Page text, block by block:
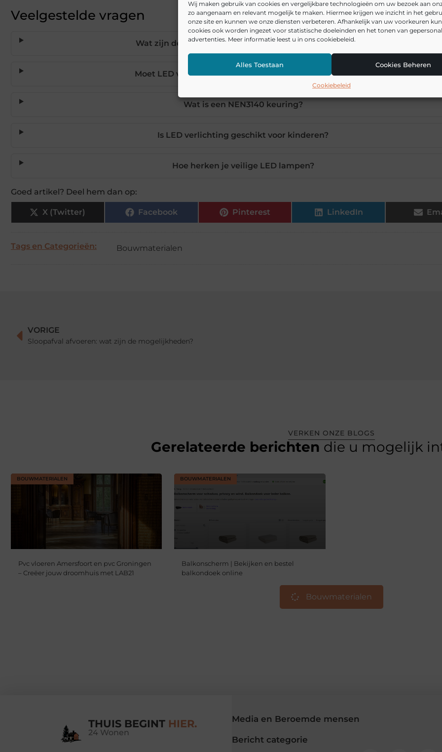
Wij maken gebruik van cookies en vergelijkbare technologieën om uw bezoek aan
zo aangenaam en relevant mogelijk te maken. Hiermee krijgen we inzicht in het
onze site en kunnen we onze diensten verbeteren. Afhankelijk van uw voorkeuren
cookies ook worden ingezet voor statistische doeleinden en het tonen van
advertenties. Meer informatie leest u in ons cookiebeleid.
Alles Toestaan Cookies Beheren
Cookiebeleid
Veelgestelde vragen
Wat zijn de gezondheidsrisico's van LED verlichting?
Moet LED verlichting aan bepaalde normen voldoen?
Wat is een NEN3140 keuring?
Is LED verlichting geschikt voor kinderen?
Hoe herken je veilige LED lampen?
Goed artikel? Deel hem dan op:
X (Twitter) Facebook Pinterest LinkedIn
Tags en Categorieën: Bouwmaterialen
VORIGE
Sloopafval afvoeren: wat zijn de mogelijkheden?
VERKEN ONZE BLOGS
Gerelateerde berichten die u mogelijk
BOUWMATERIALEN
Pvc vloeren Amersfoort en pvc Groningen
– Creëer jouw droomhuis met LAB21
BOUWMATERIALEN
Balkonscherm | Bekijken en bestel
balkondoek online
Bouwmaterialen
THUIS BEGINT HIER.
24 Wonen
Media en Beroemde mensen
Bericht categorie